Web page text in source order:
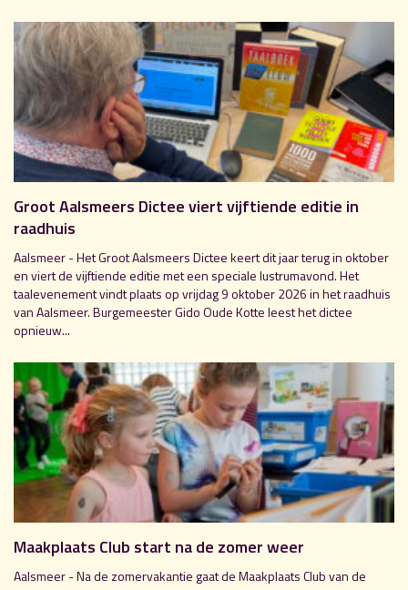
Groot Aalsmeers Dictee viert vijftiende editie in
raadhuis
Aalsmeer - Het Groot Aalsmeers Dictee keert dit jaar terug in oktober
en viert de vijftiende editie met een speciale lustrumavond. Het
taalevenement vindt plaats op vrijdag 9 oktober 2026 in het raadhuis
van Aalsmeer. Burgemeester Gido Oude Kotte leest het dictee
opnieuw...
Maakplaats Club start na de zomer weer
Aalsmeer - Na de zomervakantie gaat de Maakplaats Club van de